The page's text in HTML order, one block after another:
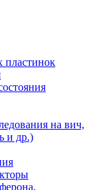
пластинок
на вич,
и др.)